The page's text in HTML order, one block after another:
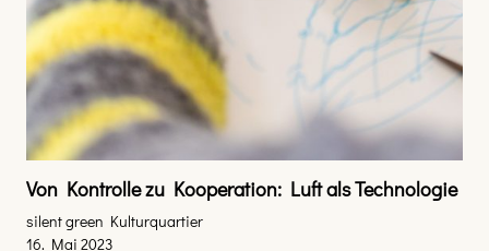
Von Kontrolle zu Kooperation: Luft als Technologie
silent green Kulturquartier
16. Mai 2023